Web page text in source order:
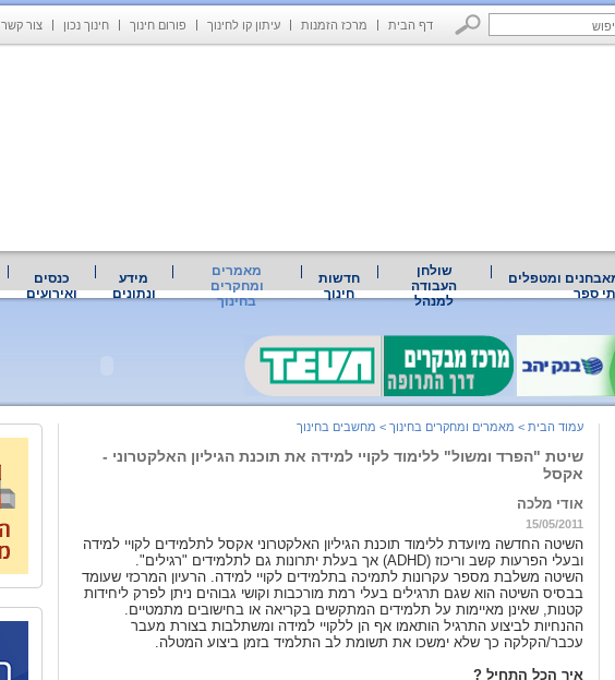
דף הבית מרכז הזמנות עיתון קו לחינוך פורום חינוך חינוך נכון צור קשר
מאבחנים ומטפלים
ספר
שולחן
העבודה
למנהל
חדשות
חינוך
מאמרים
ומחקרים
בחינוך
מידע
ונתונים
כנסים
ואירועים
עמוד הבית > מאמרים ומחקרים בחינוך > מחשבים בחינוך
שיטת "הפרד ומשול" ללימוד לקויי למידה את תוכנת הגיליון האלקטרוני -
אקסל
אודי מלכה
15/05/2011
השיטה החדשה מיועדת ללימוד תוכנת הגיליון האלקטרוני אקסל לתלמידים לקויי למידה
ובעלי הפרעות קשב וריכוז (ADHD) אך בעלת יתרונות גם לתלמידים "רגילים".
השיטה משלבת מספר עקרונות לתמיכה בתלמידים לקויי למידה. הרעיון המרכזי שעומד
בבסיס השיטה הוא שגם תרגילים בעלי רמת מורכבות וקושי גבוהים ניתן לפרק ליחידות
קטנות, שאינן מאיימות על תלמידים המתקשים בקריאה או בחישובים מתמטיים.
ההנחיות לביצוע התרגיל הותאמו אף הן ללקויי למידה ומשתלבות בצורת מעבר
עכבר/הקלקה כך שלא ימשכו את תשומת לב התלמיד בזמן ביצוע המטלה.
איך הכל התחיל ?